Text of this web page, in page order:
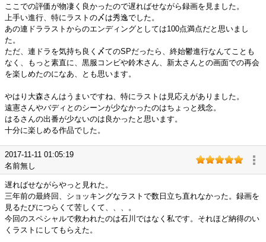
ここでの評価が物凄く良かったので遅ればせながら録画を見ました。
上手い進行、特にラストの〆は秀逸でした。
あの連ドララストからのエンディングとしては100点満点だと思いまし
た。
ただ、連ドラを気持ち良く〆てのSPだったら、終始鬱進行なんてことも
なく、もっと素直に、黒服コンビや鈴木さん、新太さんとの画面での再会
を楽しめたのになあ、とも思います。
やはり大森さんはうまいですね、特にラストは見応えがありました。
遠憲さんやバディとのシーンが少なかったのはちょっと残念。
はるさんの出番が少ないのは良かったと思います。
十分に楽しめる作品でした。
2017-11-11 01:05:19
名前無し
遅ればせながらやっと見れた。
三年前の最終回、ショッキングなラストで数日立ち直れなかった。録画を
見るたびにつらくて苦しくて、、、。
今回のスペシャルで救われたのは石川ではなく私です。それほど納得のい
くラストにしてもらえた。